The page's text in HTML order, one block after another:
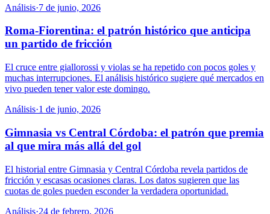
Análisis·7 de junio, 2026
Roma-Fiorentina: el patrón histórico que anticipa
un partido de fricción
El cruce entre giallorossi y violas se ha repetido con pocos goles y
muchas interrupciones. El análisis histórico sugiere qué mercados en
vivo pueden tener valor este domingo.
Análisis·1 de junio, 2026
Gimnasia vs Central Córdoba: el patrón que premia
al que mira más allá del gol
El historial entre Gimnasia y Central Córdoba revela partidos de
fricción y escasas ocasiones claras. Los datos sugieren que las
cuotas de goles pueden esconder la verdadera oportunidad.
Análisis·24 de febrero, 2026